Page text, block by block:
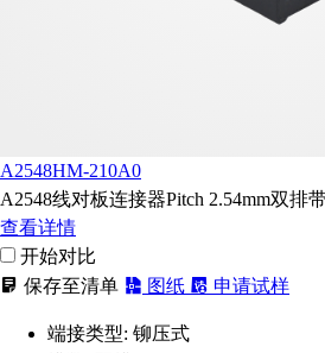
A2548HM-210A0
A2548线对板连接器Pitch 2.54mm双排
查看详情
开始对比
保存至清单
图纸 申请试样
端接类型: 铆压式